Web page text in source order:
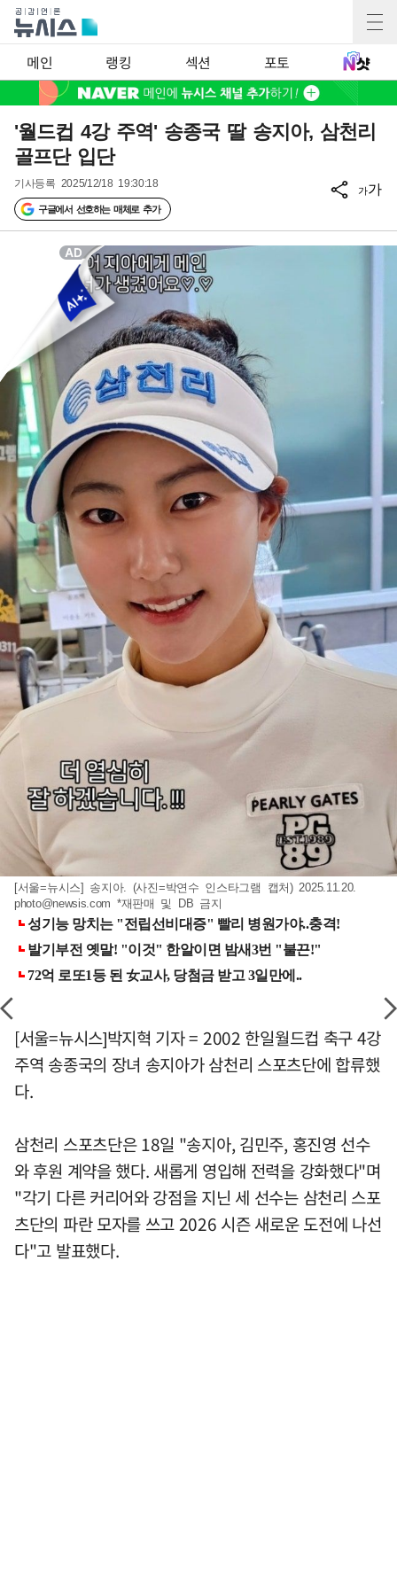
메인 랭킹 섹션 포토
'월드컵 4강 주역' 송종국 딸 송지아, 삼천리
골프단 입단
기사등록 2025/12/18 19:30:18
구글에서 선호하는 매체로 추가
가가
[서울=뉴시스] 송지아. (사진=박연수 인스타그램 캡처) 2025.11.20.
photo@newsis.com *재판매 및 DB 금지
[서울=뉴시스]박지혁 기자 = 2002 한일월드컵 축구 4강
주역 송종국의 장녀 송지아가 삼천리 스포츠단에 합류했
다.
삼천리 스포츠단은 18일 "송지아, 김민주, 홍진영 선수
와 후원 계약을 했다. 새롭게 영입해 전력을 강화했다"며
"각기 다른 커리어와 강점을 지닌 세 선수는 삼천리 스포
츠단의 파란 모자를 쓰고 2026 시즌 새로운 도전에 나선
다"고 발표했다.